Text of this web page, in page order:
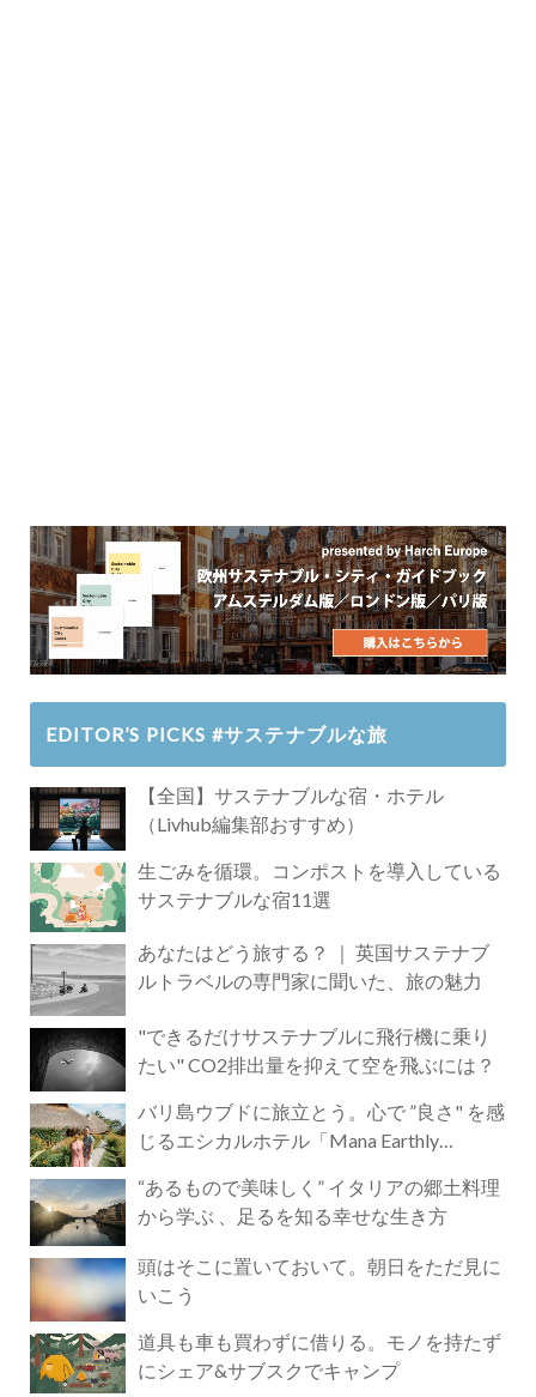
EDITOR’S PICKS #サステナブルな旅
【全国】サステナブルな宿・ホテル
（Livhub編集部おすすめ）
生ごみを循環。コンポストを導入している
サステナブルな宿11選
あなたはどう旅する？ ｜ 英国サステナブ
ルトラベルの専門家に聞いた、旅の魅力
"できるだけサステナブルに飛行機に乗り
たい" CO2排出量を抑えて空を飛ぶには？
バリ島ウブドに旅立とう。心で ”良さ" を感
じるエシカルホテル「Mana Earthly
“あるもので美味しく” イタリアの郷土料理
から学ぶ 、足るを知る幸せな生き方
頭はそこに置いておいて。朝日をただ見に
いこう
道具も車も買わずに借りる。モノを持たず
にシェア&サブスクでキャンプ